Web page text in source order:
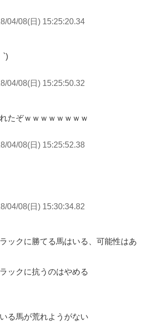
04/08(日) 15:25:20.34
`)
04/08(日) 15:25:50.32
たぞｗｗｗｗｗｗｗｗ
04/08(日) 15:25:52.38
04/08(日) 15:30:34.82
ックに勝てる馬はいる、可能性はあ
ックに抗うのはやめる
る馬が荒れようがない